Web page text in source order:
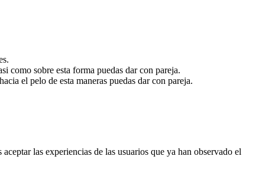
como sobre esta forma puedas dar con pareja.
el pelo de esta maneras puedas dar con pareja.
las experiencias de las usuarios que ya han observado el